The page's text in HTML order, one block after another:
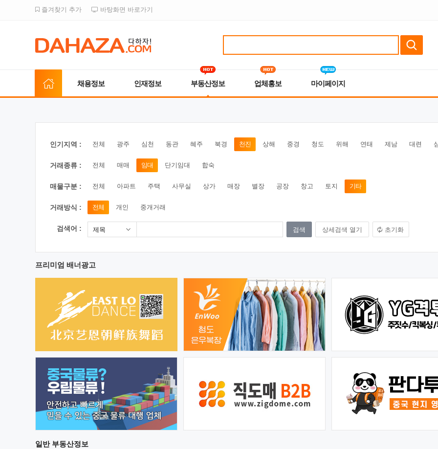
즐겨찾기 추가 바탕화면 바로가기
채용정보 인재정보 부동산정보 업체홍보 마이페이지
인기지역 : 전체 광주 심천 동관 혜주 북경 천진 상해 중경 청도 위해 연태 제남 대련
거래종류 : 전체 매매 임대 단기임대 합숙
매물구분 : 전체 아파트 주택 사무실 상가 매장 별장 공장 창고 토지 기타
거래방식 : 전체 개인 중개거래
검색어 : 제목 상세검색 열기 초기화
프리미엄 배너광고
일반부동산정보